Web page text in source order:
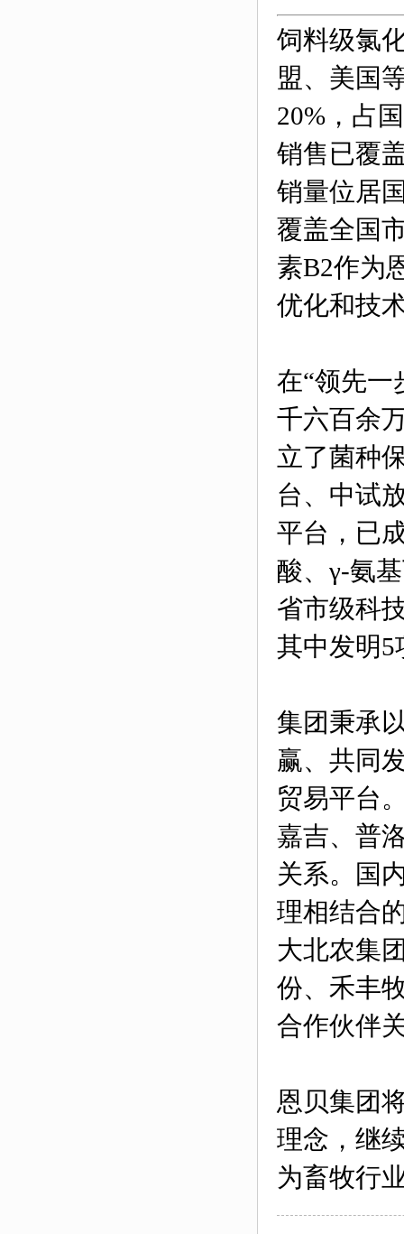
饲料级氯
盟、美国
20%，占
销售已覆
销量位居
覆盖全国
素B2作为
优化和技
在“领先一
千六百余
立了菌种
台、中试
平台，已
酸、γ-氨
省市级科
其中发明5
集团秉承
赢、共同
贸易平台
嘉吉、普
关系。国
理相结合
大北农集
份、禾丰
合作伙伴
恩贝集团
理念，继
为畜牧行